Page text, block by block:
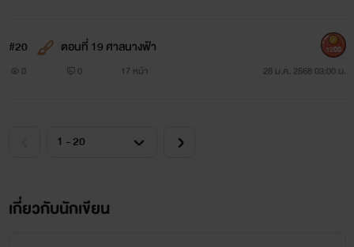
#20 ตอนที่ 19 ศาลนางฟ้า
0 0 17 หน้า 28 ม.ค. 2568 03:00 น.
1200
เกี่ยวกับนักเขียน